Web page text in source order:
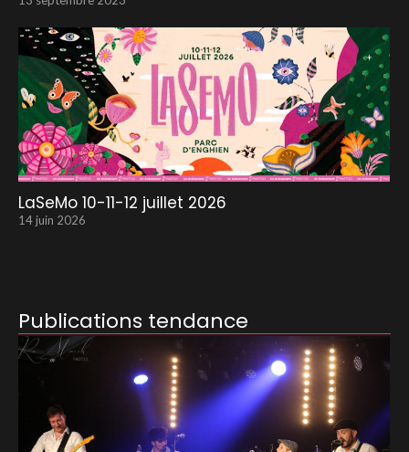
LaSeMo 10-11-12 juillet 2026
14 juin 2026
Publications tendance